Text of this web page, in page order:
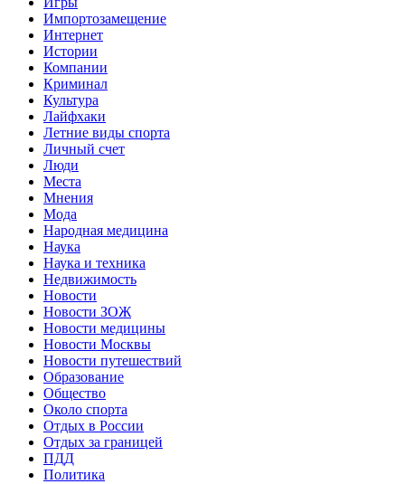
Импортозамещение
Интернет
Истории
Компании
Криминал
Культура
Лайфхаки
Летние виды спорта
Личный счет
Люди
Места
Мнения
Мода
Народная медицина
Наука
Наука и техника
Недвижимость
Новости
Новости ЗОЖ
Новости медицины
Новости Москвы
Новости путешествий
Образование
Общество
Около спорта
Отдых в России
Отдых за границей
ПДД
Политика